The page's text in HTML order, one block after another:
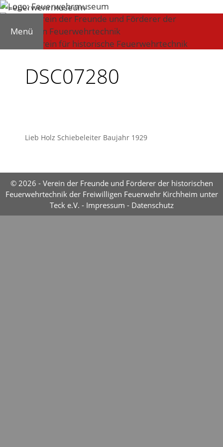
Zum
springen
Menü
DSC07280
Lieb Holz Schiebeleiter Baujahr 1929
© 2026 - Verein der Freunde und Förderer der historischen
Feuerwehrtechnik der Freiwilligen Feuerwehr Kirchheim unter
Teck e.V. - Impressum - Datenschutz